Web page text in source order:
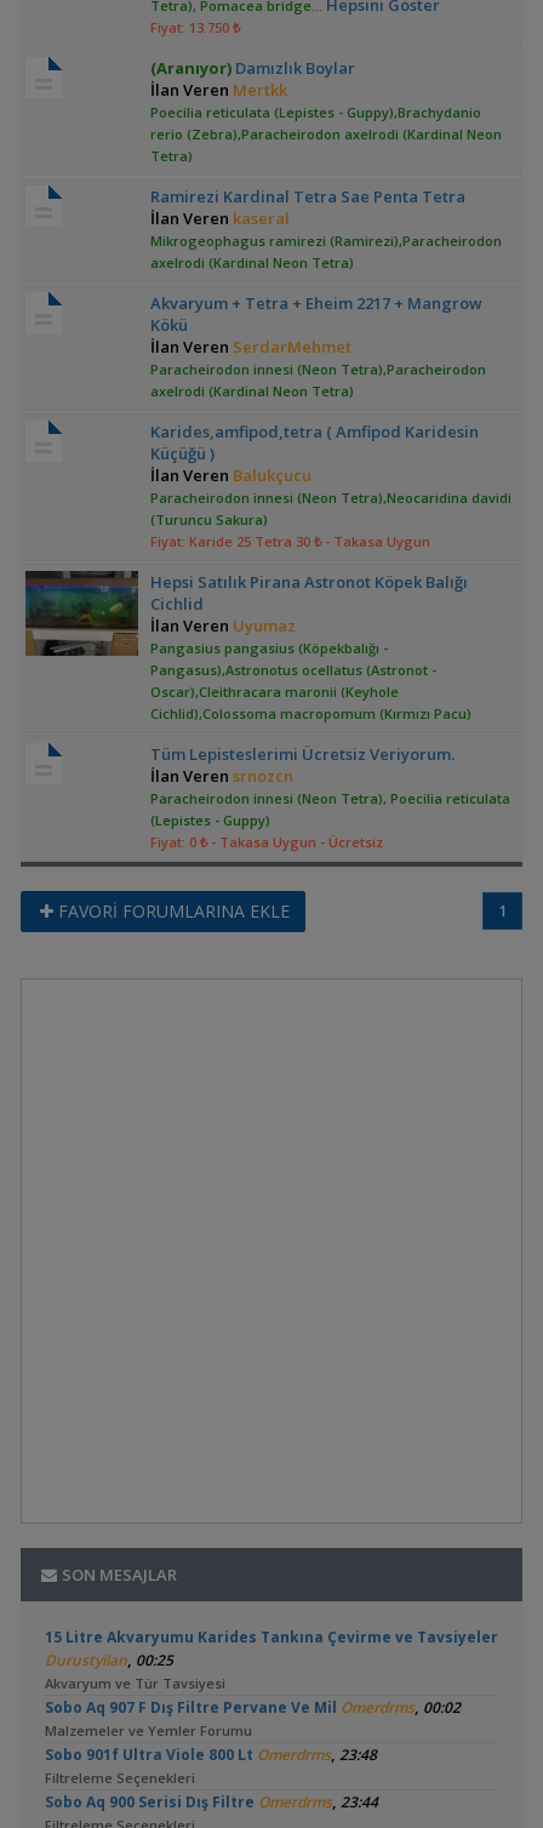
Tetra), Pomacea bridge... Hepsini Göster
Fiyat: 13.750 ₺
(Aranıyor)Damızlık Boylar
İlan Veren Mertkk
Poecilia reticulata (Lepistes - Guppy),Brachydanio
rerio (Zebra),Paracheirodon axelrodi (Kardinal Neon
Tetra)
Ramirezi Kardinal Tetra Sae Penta Tetra
İlan Veren kaseral
Mikrogeophagus ramirezi (Ramirezi),Paracheirodon
axelrodi (Kardinal Neon Tetra)
Akvaryum + Tetra + Eheim 2217 + Mangrow
Kökü
İlan Veren SerdarMehmet
Paracheirodon innesi (Neon Tetra),Paracheirodon
axelrodi (Kardinal Neon Tetra)
Karides,amfipod,tetra ( Amfipod Karidesin
Küçüğü )
İlan Veren Balukçucu
Paracheirodon innesi (Neon Tetra),Neocaridina davidi
(Turuncu Sakura)
Fiyat: Karide 25 Tetra 30 ₺- Takasa Uygun
Hepsi Satılık Pirana Astronot Köpek Balığı
Cichlid
İlan Veren Uyumaz
Pangasius pangasius (Köpekbalığı -
Pangasus),Astronotus ocellatus (Astronot -
Oscar),Cleithracara maronii (Keyhole
Cichlid),Colossoma macropomum (Kırmızı Pacu)
Tüm Lepisteslerimi Ücretsiz Veriyorum.
İlan Veren srnozcn
Paracheirodon innesi (Neon Tetra), Poecilia reticulata
(Lepistes - Guppy)
Fiyat: 0 ₺- Takasa Uygun - Ücretsiz
FAVORİ FORUMLARINA EKLE 1
SON MESAJLAR
15 Litre Akvaryumu Karides Tankına Çevirme ve Tavsiyeler
Durustyilan, 00:25
Akvaryum ve Tür Tavsiyesi
Sobo Aq 907 F Dış Filtre Pervane Ve Mil Omerdrms, 00:02
Malzemeler ve Yemler Forumu
Sobo 901f Ultra Viole 800 Lt Omerdrms, 23:48
Filtreleme Seçenekleri
Sobo Aq 900 Serisi Dış Filtre Omerdrms, 23:44